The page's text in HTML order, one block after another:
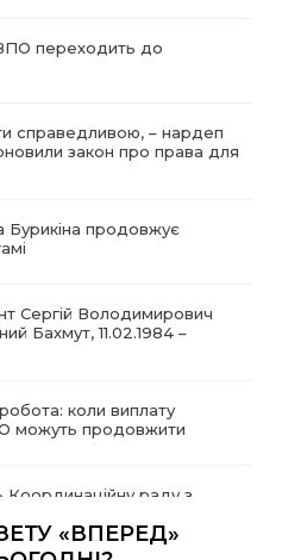
переходить до
справедливою, – нардеп
закон про права для
Бурикіна продовжує
Сергій Володимирович
Бахмут, 11.02.1984 –
коли виплату
можуть продовжити
Координаційну раду з
«ВПЕРЕД»